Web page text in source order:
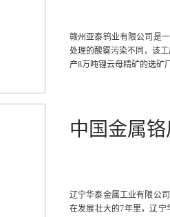
赣州亚泰钨业有限公司是
处理的酸雾污染不同，该
产8万吨锂云母精矿的选矿
中国金属
辽宁华泰金属工业有限公
在发展壮大的7年里，辽